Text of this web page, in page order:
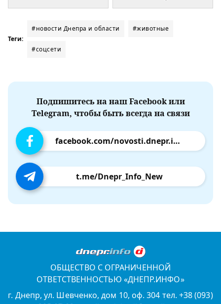
Теги:
#новости Днепра и области #животные
#соцсети
Подпишитесь на наш Facebook или
Telegram, чтобы быть всегда на связи
facebook.com/novosti.dnepr.info
t.me/Dnepr_Info_New
ОБЩЕСТВО С ОГРАНИЧЕННОЙ
ОТВЕТСТВЕННОСТЬЮ «ДНЕПР.ИНФО»
г. Днепр, ул. Шевченко, дом 10, оф. 304 тел. +38 (093)